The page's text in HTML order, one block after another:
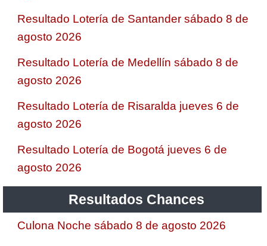
Resultado Lotería de Santander sábado 8 de
agosto 2026
Resultado Lotería de Medellín sábado 8 de
agosto 2026
Resultado Lotería de Risaralda jueves 6 de
agosto 2026
Resultado Lotería de Bogotá jueves 6 de
agosto 2026
Resultados Chances
Culona Noche sábado 8 de agosto 2026